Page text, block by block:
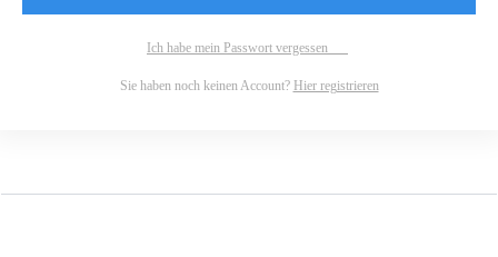
Ich habe mein Passwort vergessen
Sie haben noch keinen Account? Hier registrieren